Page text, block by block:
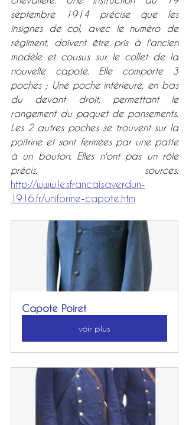
septembre 1914 précise que les
insignes de col, avec le numéro de
régiment, doivent être pris à l'ancien
modèle et cousus sur le collet de la
nouvelle capote. Elle comporte 3
poches ; Une poche intérieure, en bas
du devant droit, permettant le
rangement du paquet de pansements.
Les 2 autres poches se trouvent sur la
poitrine et sont fermées par une patte
à un bouton. Elles n'ont pas un rôle
précis. sources:
http://www.lesfrancaisaverdun-
1916.fr/uniforme-capote.htm
Capote Poiret
voir plus